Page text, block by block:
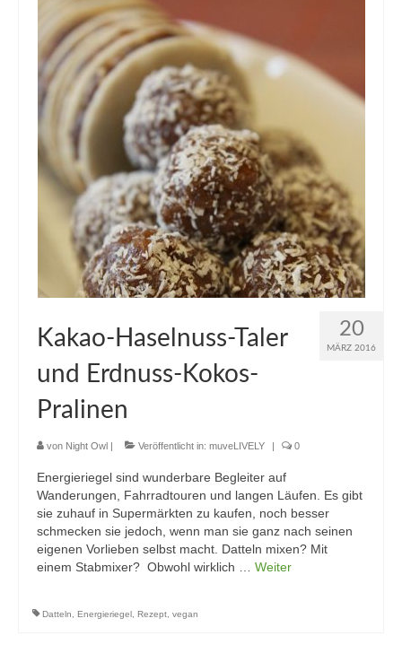
muveLIVELY
muveBOLDLY
muveFAR
20
MÄRZ 2016
Kakao-Haselnuss-Taler
und Erdnuss-Kokos-
Pralinen
von Night Owl Veröffentlicht in: muveLIVELY 0
Energieriegel sind wunderbare Begleiter auf
Wanderungen, Fahrradtouren und langen Läufen. Es gibt
sie zuhauf in Supermärkten zu kaufen, noch besser
schmecken sie jedoch, wenn man sie ganz nach seinen
eigenen Vorlieben selbst macht. Datteln mixen? Mit
einem Stabmixer? Obwohl wirklich … Weiter
Datteln, Energieriegel, Rezept, vegan